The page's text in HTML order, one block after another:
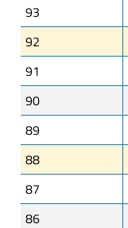
93
92
91
90
89
88
87
86